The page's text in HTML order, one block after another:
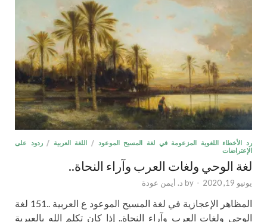
رد الأخطاء اللغوية المزعومة في لغة المسيح الموعود / اللغة العربية /ردود على
الإعتراضات
لغة الوحي ولغات العرب وآراء النحاة..
يونيو 19, 2020 -
by د. أيمن عودة
المظاهر الإعجازية في لغة المسيح الموعود ع العربية ..151 لغة
الوحي ولغات العرب وآراء النحاة.. إذا كان تكلم الله بالعبرية